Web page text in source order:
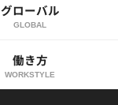
グローバル
GLOBAL
働き方
WORKSTYLE